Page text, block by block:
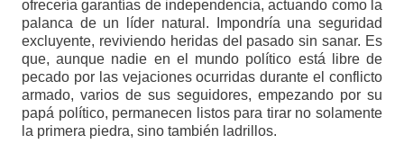
ofrecería garantías de independencia, actuando como la
palanca de un líder natural. Impondría una seguridad
excluyente, reviviendo heridas del pasado sin sanar. Es
que, aunque nadie en el mundo político está libre de
pecado por las vejaciones ocurridas durante el conflicto
armado, varios de sus seguidores, empezando por su
papá político, permanecen listos para tirar no solamente
la primera piedra, sino también ladrillos.